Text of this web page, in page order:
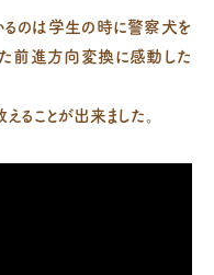
のは学生の時に警察犬を
前進方向変換に感動した
ることが出来ました。